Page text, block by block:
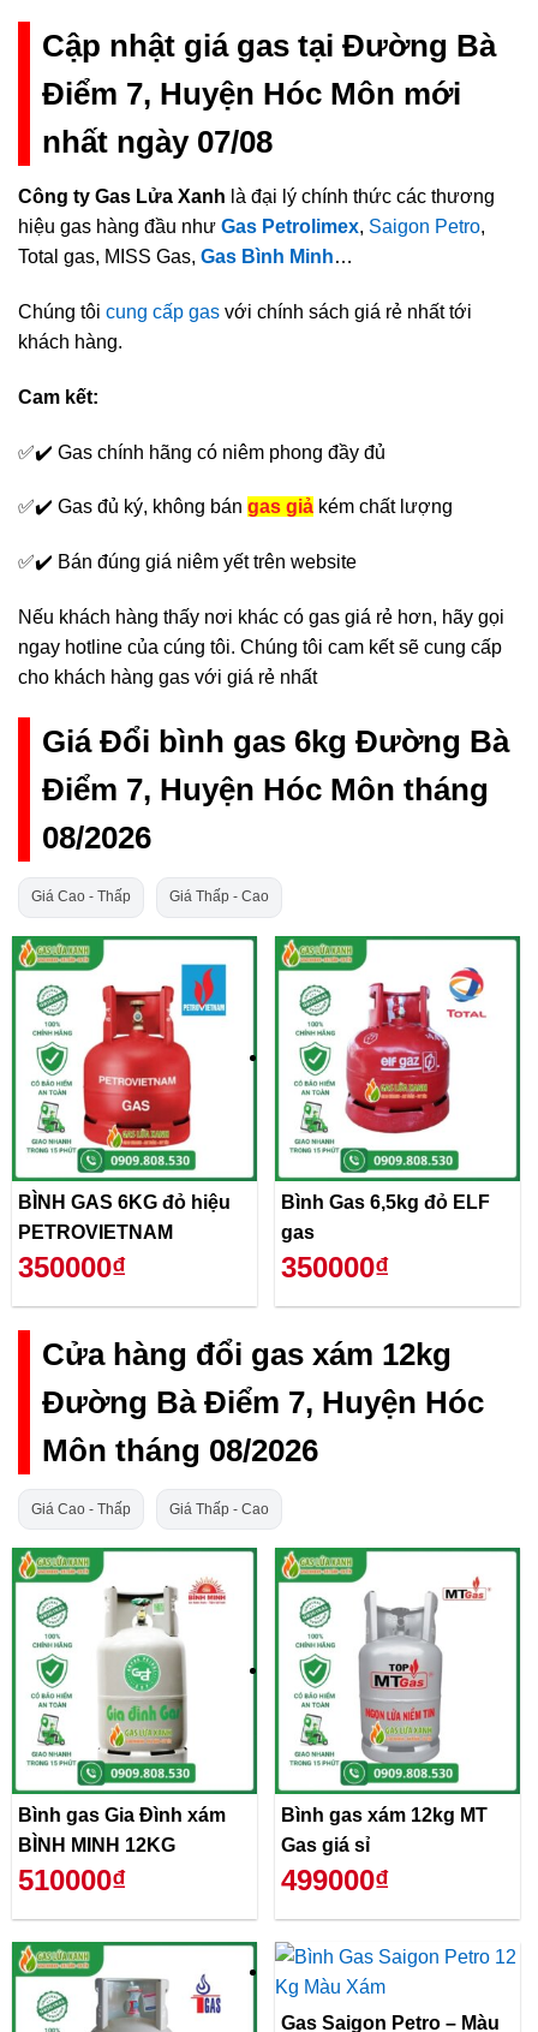
Cập nhật giá gas tại Đường Bà
Điểm 7, Huyện Hóc Môn mới
nhất ngày 07/08
Công ty Gas Lửa Xanh là đại lý chính thức các thương
hiệu gas hàng đầu như Gas Petrolimex, Saigon Petro,
Total gas, MISS Gas, Gas Bình Minh…
Chúng tôi cung cấp gas với chính sách giá rẻ nhất tới
khách hàng.
Cam kết:
✅✔️ Gas chính hãng có niêm phong đầy đủ
✅✔️ Gas đủ ký, không bán gas giả kém chất lượng
✅✔️ Bán đúng giá niêm yết trên website
Nếu khách hàng thấy nơi khác có gas giá rẻ hơn, hãy gọi
ngay hotline của cúng tôi. Chúng tôi cam kết sẽ cung cấp
cho khách hàng gas với giá rẻ nhất
Giá Đổi bình gas 6kg Đường Bà
Điểm 7, Huyện Hóc Môn tháng
08/2026
Giá Cao - Thấp Giá Thấp - Cao
BÌNH GAS 6KG đỏ hiệu
PETROVIETNAM
350000₫
Bình Gas 6,5kg đỏ ELF
gas
350000₫
Cửa hàng đổi gas xám 12kg
Đường Bà Điểm 7, Huyện Hóc
Môn tháng 08/2026
Giá Cao - Thấp Giá Thấp - Cao
Bình gas Gia Đình xám
BÌNH MINH 12KG
510000₫
Bình gas xám 12kg MT
Gas giá sỉ
499000₫
Gas Saigon Petro – Màu